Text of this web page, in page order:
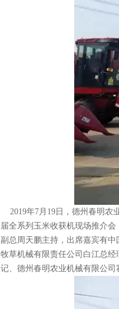
2019年7月19日，德州春明农
届全系列玉米收获机现场推介
副总周天鹏主持，出席嘉宾有
牧草机械有限责任公司白江总
记、德州春明农业机械有限公